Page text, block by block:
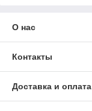
О нас
Контакты
Доставка и оплата